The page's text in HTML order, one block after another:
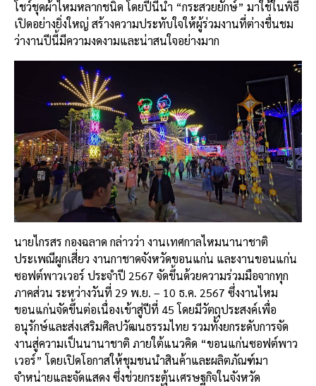
โชว์ชุดผ้าไหมหลากชนิด โดยปีนี้นำ “กระสวยยักษ์” มาใช้ในพิธี
เปิดอย่างยิ่งใหญ่ สร้างความประทับใจให้ผู้ร่วมงานที่ต่างชื่นชม
ว่างานปีนี้มีความงดงามและน่าสนใจอย่างมาก
นายไกรสร กองฉลาด กล่าวว่า งานเทศกาลไหมนานาชาติ
ประเพณีผูกเสี่ยว งานกาชาดจังหวัดขอนแก่น และงานขอนแก่น
ซอฟต์พาวเวอร์ ประจำปี 2567 จัดขึ้นด้วยความร่วมมือจากทุก
ภาคส่วน ระหว่างวันที่ 29 พ.ย. – 10 ธ.ค. 2567 ซึ่งงานไหม
ขอนแก่นจัดขึ้นต่อเนื่องเข้าสู่ปีที่ 45 โดยมีวัตถุประสงค์เพื่อ
อนุรักษ์และส่งเสริมศิลปวัฒนธรรมไทย รวมทั้งยกระดับการจัด
งานสู่ความเป็นนานาชาติ ภายใต้แนวคิด “ขอนแก่นซอฟต์พาว
เวอร์” โดยเปิดโอกาสให้ชุมชนนำสินค้าและผลิตภัณฑ์มา
จำหน่ายและจัดแสดง ซึ่งช่วยกระตุ้นเศรษฐกิจในจังหวัด